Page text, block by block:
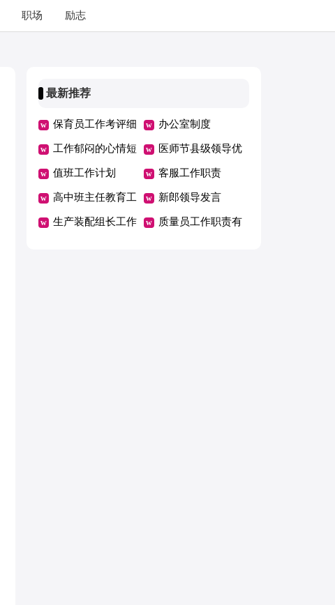
职场 励志
最新推荐
保育员工作考评细
则
办公室制度
工作郁闷的心情短
语
医师节县级领导优
秀讲话稿
值班工作计划 客服工作职责
高中班主任教育工
作随笔
新郎领导发言
生产装配组长工作 质量员工作职责有